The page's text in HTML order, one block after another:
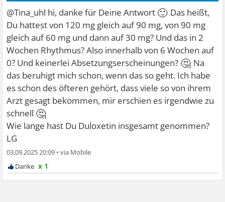
@Tina_uhl hi, danke für Deine Antwort 🙂 Das heißt,
Du hattest von 120 mg gleich auf 90 mg, von 90 mg
gleich auf 60 mg und dann auf 30 mg? Und das in 2
Wochen Rhythmus? Also innerhalb von 6 Wochen auf
0? Und keinerlei Absetzungserscheinungen? 🤔 Na
das beruhigt mich schon, wenn das so geht. Ich habe
es schon des öfteren gehört, dass viele so von ihrem
Arzt gesagt bekommen, mir erschien es irgendwie zu
schnell 🤔
Wie lange hast Du Duloxetin insgesamt genommen?
LG
03.09.2025 20:09 •
x 1